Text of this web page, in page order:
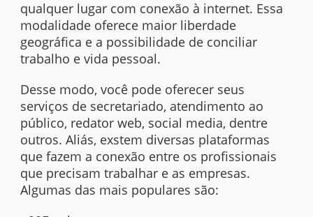
qualquer lugar com conexão à internet. Essa
modalidade oferece maior liberdade
geográfica e a possibilidade de conciliar
trabalho e vida pessoal.
Desse modo, você pode oferecer seus
serviços de secretariado, atendimento ao
público, redator web, social media, dentre
outros. Aliás, exstem diversas plataformas
que fazem a conexão entre os profissionais
que precisam trabalhar e as empresas.
Algumas das mais populares são: